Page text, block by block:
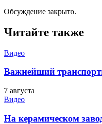
Обсуждение закрыто.
Читайте также
Видео
Важнейший
7 августа
Видео
На керамическом